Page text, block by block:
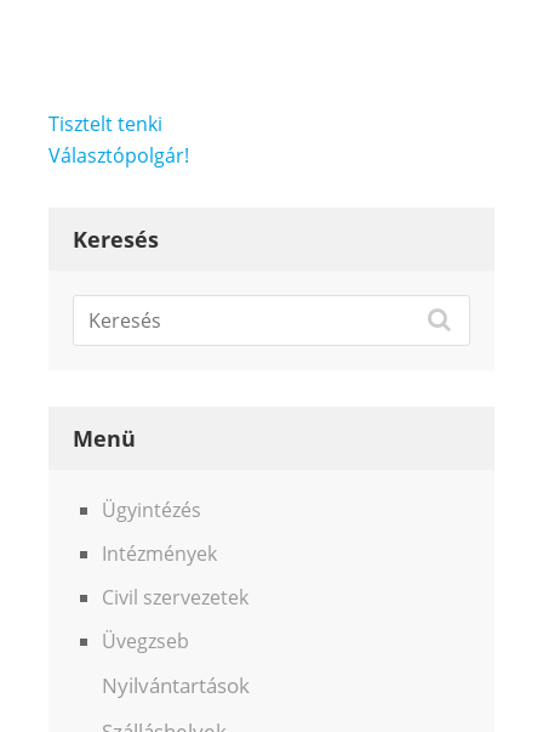
Bejegyzés
navigáció
Tisztelt tenki
Választópolgár!
Keresés
Menü
Ügyintézés
Intézmények
Civil szervezetek
Üvegzseb
Nyilvántartások